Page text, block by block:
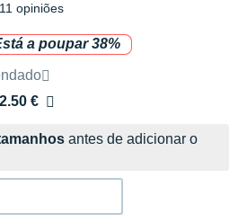
11 opiniões
a poupar 38%
pela marca
€
antes de adicionar o